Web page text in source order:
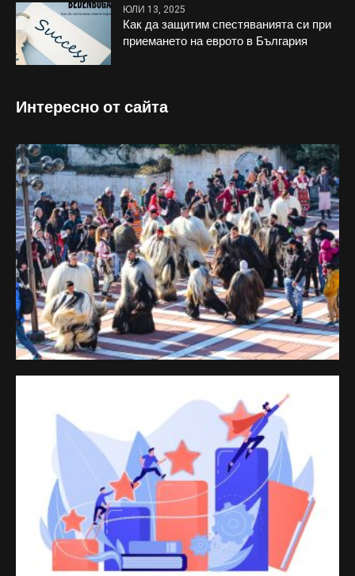
ЮЛИ 13, 2025
Как да защитим спестяванията си при
приемането на еврото в България
Интересно от сайта